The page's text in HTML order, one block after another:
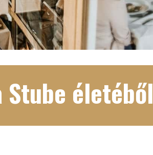
Stube életéből